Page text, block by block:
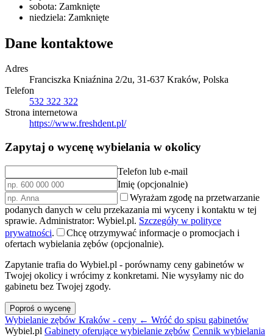
sobota: Zamknięte
niedziela: Zamknięte
Dane kontaktowe
Adres
Franciszka Kniaźnina 2/2u, 31-637 Kraków, Polska
Telefon
532 322 322
Strona internetowa
https://www.freshdent.pl/
Zapytaj o wycenę wybielania w okolicy
Telefon lub e-mail
Imię (opcjonalnie)
Wyrażam zgodę na przetwarzanie
podanych danych w celu przekazania mi wyceny i kontaktu w tej
sprawie. Administrator: Wybiel.pl. Szczegóły w polityce
prywatności.
Chcę otrzymywać informacje o promocjach i
ofertach wybielania zębów (opcjonalnie).
Zapytanie trafia do Wybiel.pl - porównamy ceny gabinetów w
Twojej okolicy i wrócimy z konkretami. Nie wysyłamy nic do
gabinetu bez Twojej zgody.
Poproś o wycenę
Wybielanie zębów Kraków - ceny ← Wróć do spisu gabinetów
Wybiel.pl Gabinety oferujące wybielanie zębów Cennik wybielania